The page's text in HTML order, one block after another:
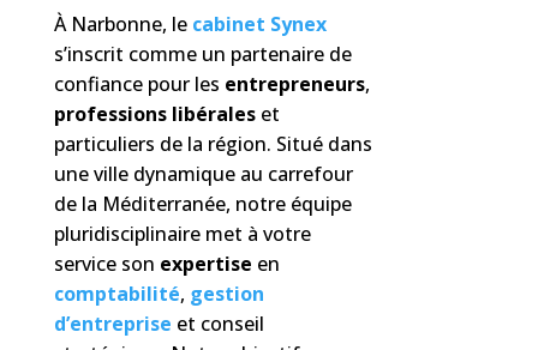
À Narbonne, le cabinet Synex
s’inscrit comme un partenaire de
confiance pour les entrepreneurs,
professions libéraleset
particuliers de la région. Situé dans
une ville dynamique au carrefour
de la Méditerranée, notre équipe
pluridisciplinaire met à votre
service son expertise en
comptabilité, gestion
d’entreprise et conseil